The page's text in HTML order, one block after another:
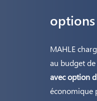
MAHLE
au budget
avec option
économique